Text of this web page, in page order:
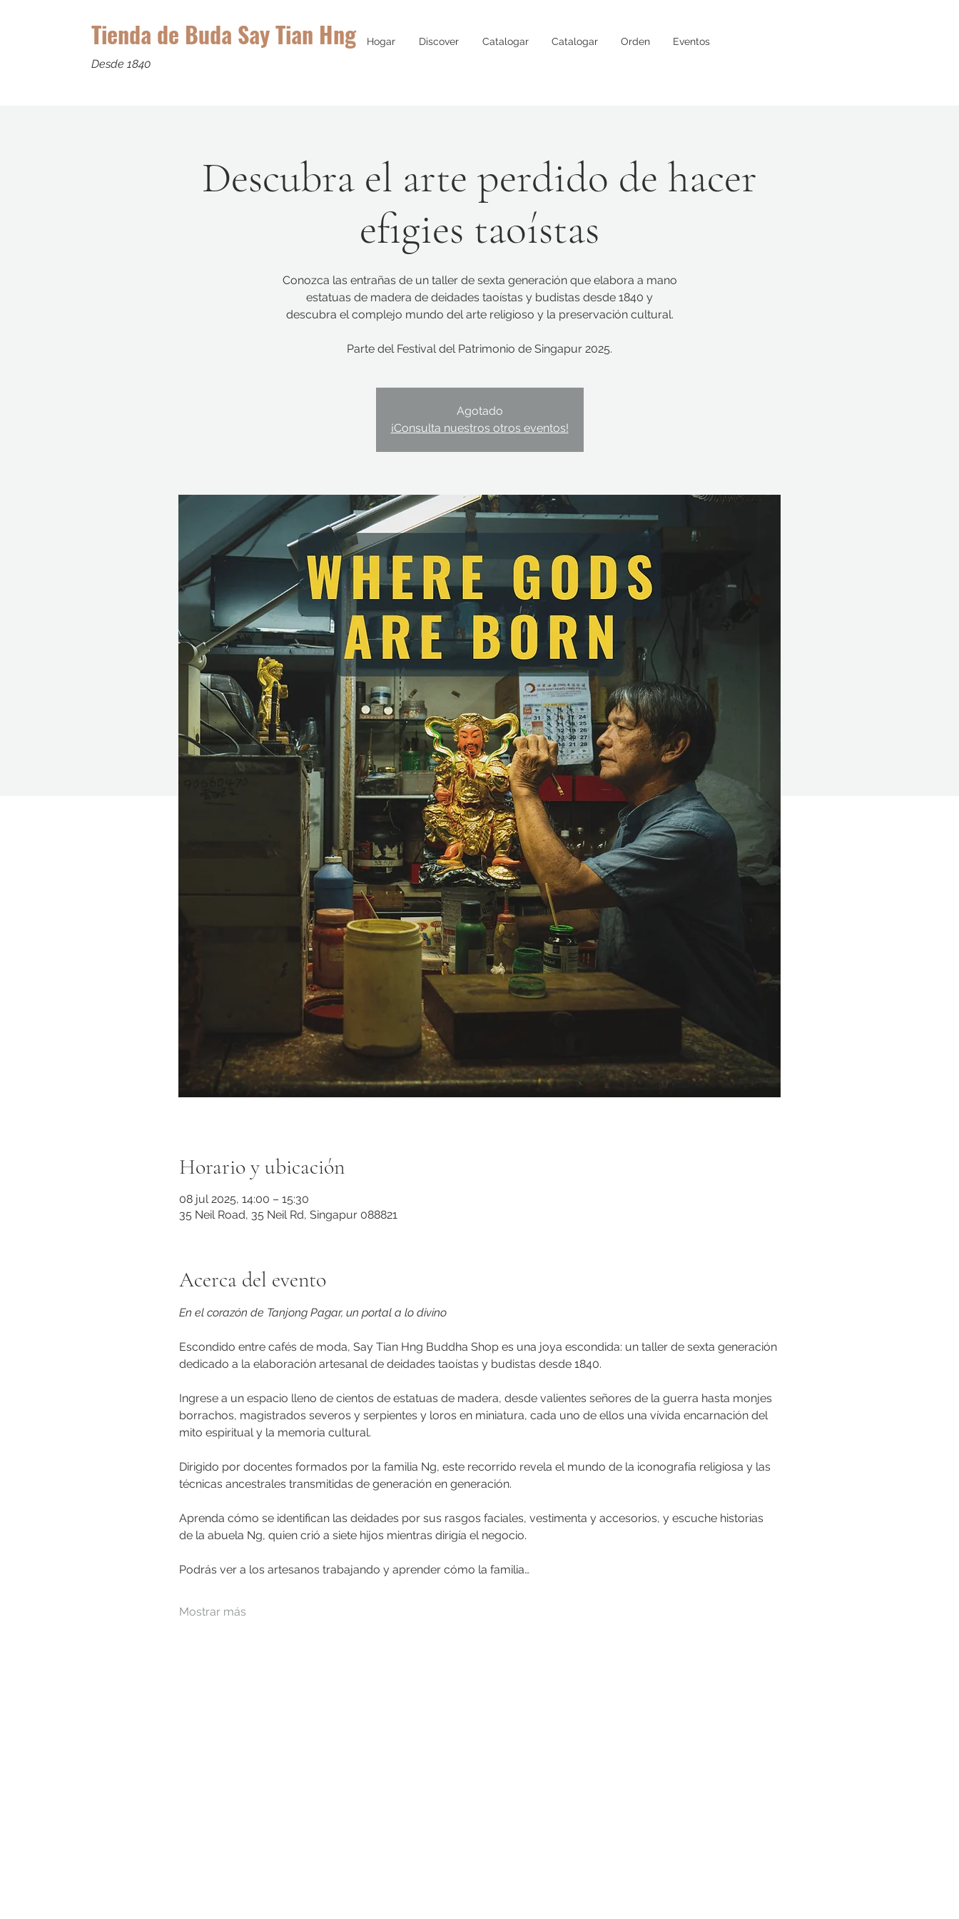
Tienda de Buda Say Tian Hng
Desde 1840
Hogar Discover Catalogar Catalogar Orden Eventos
Descubra el arte perdido de hacer
efigies taoístas
Conozca las entrañas de un taller de sexta generación que elabora a mano
estatuas de madera de deidades taoístas y budistas desde 1840 y
descubra el complejo mundo del arte religioso y la preservación cultural.
Parte del Festival del Patrimonio de Singapur 2025.
Agotado
¡Consulta nuestros otros eventos!
Horario y ubicación
08 jul 2025, 14:00 – 15:30
35 Neil Road, 35 Neil Rd, Singapur 088821
Acerca del evento
En el corazón de Tanjong Pagar, un portal a lo divino
Escondido entre cafés de moda, Say Tian Hng Buddha Shop es una joya escondida: un taller de sexta generación
dedicado a la elaboración artesanal de deidades taoístas y budistas desde 1840.
Ingrese a un espacio lleno de cientos de estatuas de madera, desde valientes señores de la guerra hasta monjes
borrachos, magistrados severos y serpientes y loros en miniatura, cada uno de ellos una vívida encarnación del
mito espiritual y la memoria cultural.
Dirigido por docentes formados por la familia Ng, este recorrido revela el mundo de la iconografía religiosa y las
técnicas ancestrales transmitidas de generación en generación.
Aprenda cómo se identifican las deidades por sus rasgos faciales, vestimenta y accesorios, y escuche historias
de la abuela Ng, quien crió a siete hijos mientras dirigía el negocio.
Podrás ver a los artesanos trabajando y aprender cómo la familia…
Mostrar más